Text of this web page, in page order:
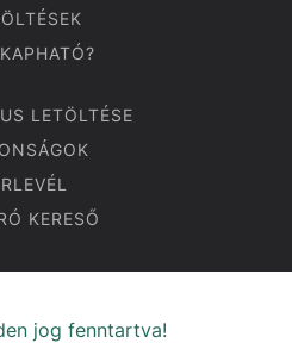
LETÖLTÉSE
KERESŐ
jog fenntartva!